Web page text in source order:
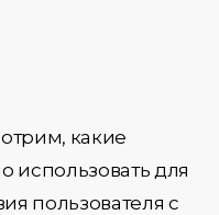
какие
использовать для
пользователя с